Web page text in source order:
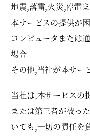
地震,落雷,火災,停電
本サービスの提供が
コンピュータまたは
場合
その他,当社が本サー
当社は,本サービスの
または第三者が被っ
いても,一切の責任を